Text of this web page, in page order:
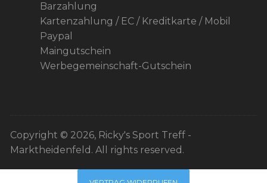
Barzahlung
Kartenzahlung / EC / Kreditkarte / Mobil
Paypal
Maingutschein
Werbegemeinschaft-Gutschein
Copyright © 2026, Ricky's Sport Treff -
Marktheidenfeld. All rights reserved.